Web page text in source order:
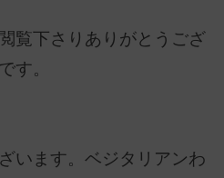
覧下さりありがとうござ
す。
います。ベジタリアンわ